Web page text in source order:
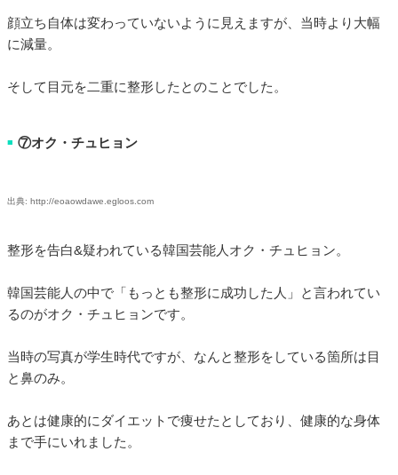
顔立ち自体は変わっていないように見えますが、当時より大幅
に減量。
そして目元を二重に整形したとのことでした。
■ ⑦オク・チュヒョン
出典: http://eoaowdawe.egloos.com
整形を告白&疑われている韓国芸能人オク・チュヒョン。
韓国芸能人の中で「もっとも整形に成功した人」と言われてい
るのがオク・チュヒョンです。
当時の写真が学生時代ですが、なんと整形をしている箇所は目
と鼻のみ。
あとは健康的にダイエットで痩せたとしており、健康的な身体
まで手にいれました。